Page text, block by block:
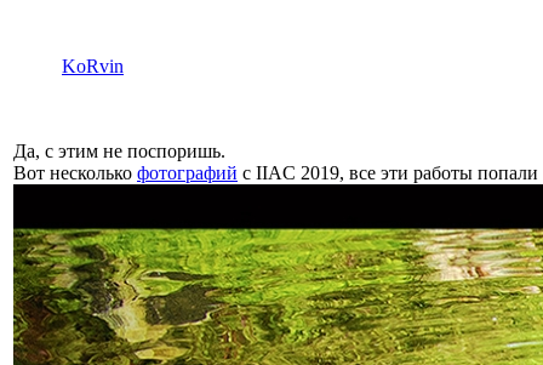
KoRvin
Да, с этим не поспоришь.
Вот несколько фотографий с IIAC 2019, все эти работы